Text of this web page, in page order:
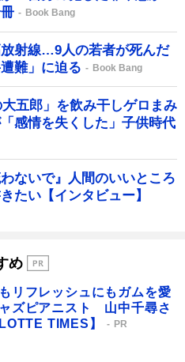
Book Bang
射線…9人の若者が死んだ
難」に迫る
Book Bang
五郎」を飲み干しゲロまみ
感情を失くした」子供時代
ないで』人間のいいところ
たい【インタビュー】
め
リフレッシュにもガムを愛
ズピアニスト 山中千尋さ
TIMES】
PR